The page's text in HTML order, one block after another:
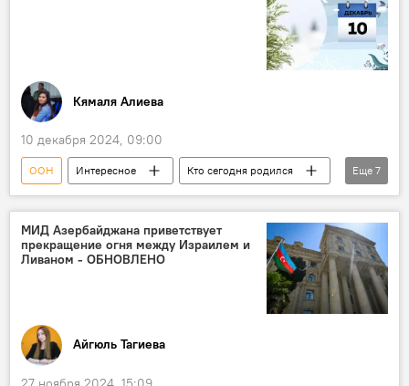
Кямаля Алиева
10 декабря 2024, 09:00
ООН Интересное
Кто сегодня родился
Какой сегодня праздник
Азербайджан
Россия
Поэт
азербайджанский поэт Наби Хазри
Еще 7
МИД Азербайджана приветствует
прекращение огня между Израилем и
Ливаном - ОБНОВЛЕНО
Айгюль Тагиева